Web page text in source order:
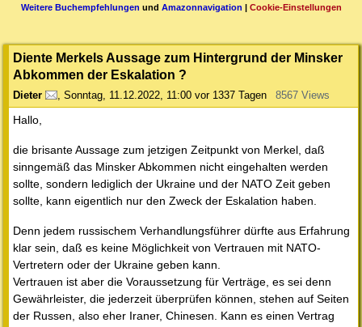
Weitere Buchempfehlungen und Amazonnavigation | Cookie-Einstellungen
Diente Merkels Aussage zum Hintergrund der Minsker
Abkommen der Eskalation ?
Dieter , Sonntag, 11.12.2022, 11:00 vor 1337 Tagen 8567 Views
Hallo,
die brisante Aussage zum jetzigen Zeitpunkt von Merkel, daß
sinngemäß das Minsker Abkommen nicht eingehalten werden
sollte, sondern lediglich der Ukraine und der NATO Zeit geben
sollte, kann eigentlich nur den Zweck der Eskalation haben.
Denn jedem russischem Verhandlungsführer dürfte aus Erfahrung
klar sein, daß es keine Möglichkeit von Vertrauen mit NATO-
Vertretern oder der Ukraine geben kann.
Vertrauen ist aber die Voraussetzung für Verträge, es sei denn
Gewährleister, die jederzeit überprüfen können, stehen auf Seiten
der Russen, also eher Iraner, Chinesen. Kann es einen Vertrag